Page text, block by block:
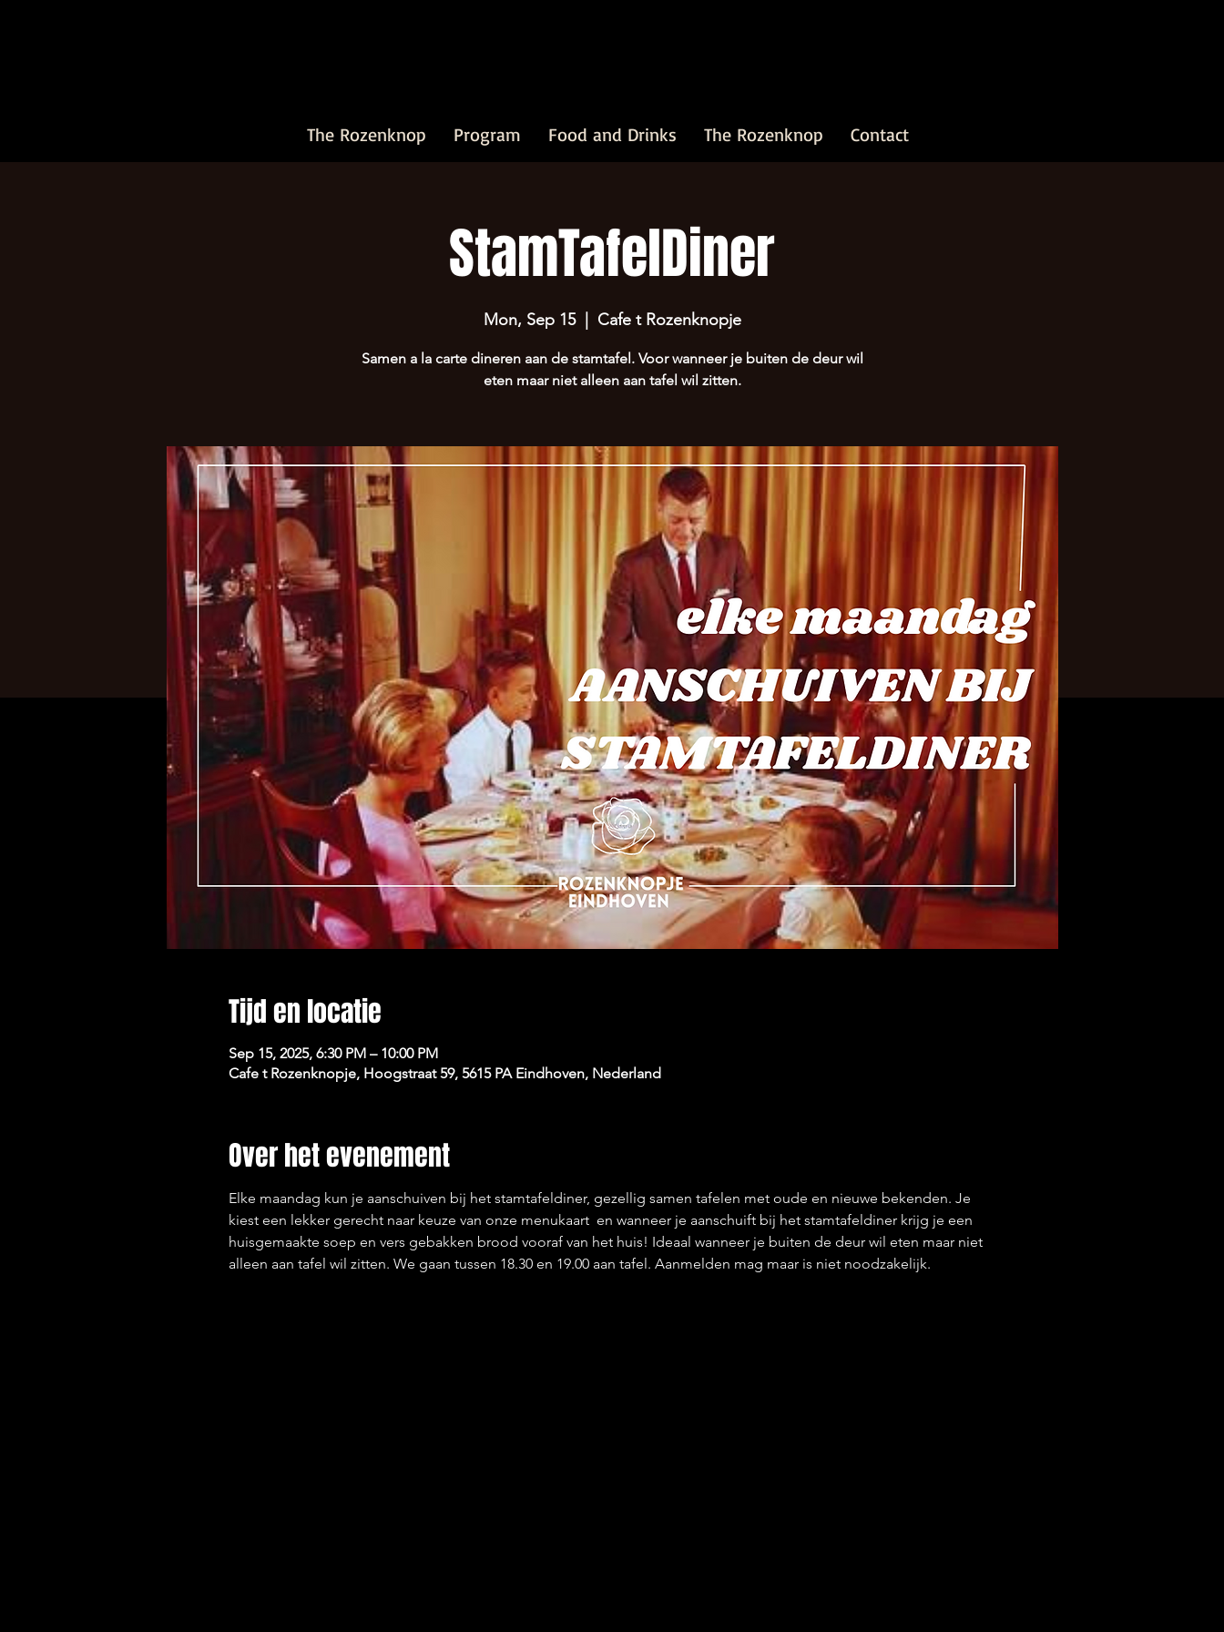
The Rozenknop Program Food and Drinks The Rozenknop Contact
StamTafelDiner
Mon, Sep 15
  |
Cafe t Rozenknopje
Samen a la carte dineren aan de stamtafel. Voor wanneer je buiten de deur wil
eten maar niet alleen aan tafel wil zitten.
Tijd en locatie
Sep 15, 2025, 6:30 PM – 10:00 PM
Cafe t Rozenknopje, Hoogstraat 59, 5615 PA Eindhoven, Nederland
Over het evenement
Elke maandag kun je aanschuiven bij het stamtafeldiner, gezellig samen tafelen met oude en nieuwe bekenden. Je
kiest een lekker gerecht naar keuze van onze menukaart  en wanneer je aanschuift bij het stamtafeldiner krijg je een
huisgemaakte soep en vers gebakken brood vooraf van het huis! Ideaal wanneer je buiten de deur wil eten maar niet
alleen aan tafel wil zitten. We gaan tussen 18.30 en 19.00 aan tafel. Aanmelden mag maar is niet noodzakelijk.